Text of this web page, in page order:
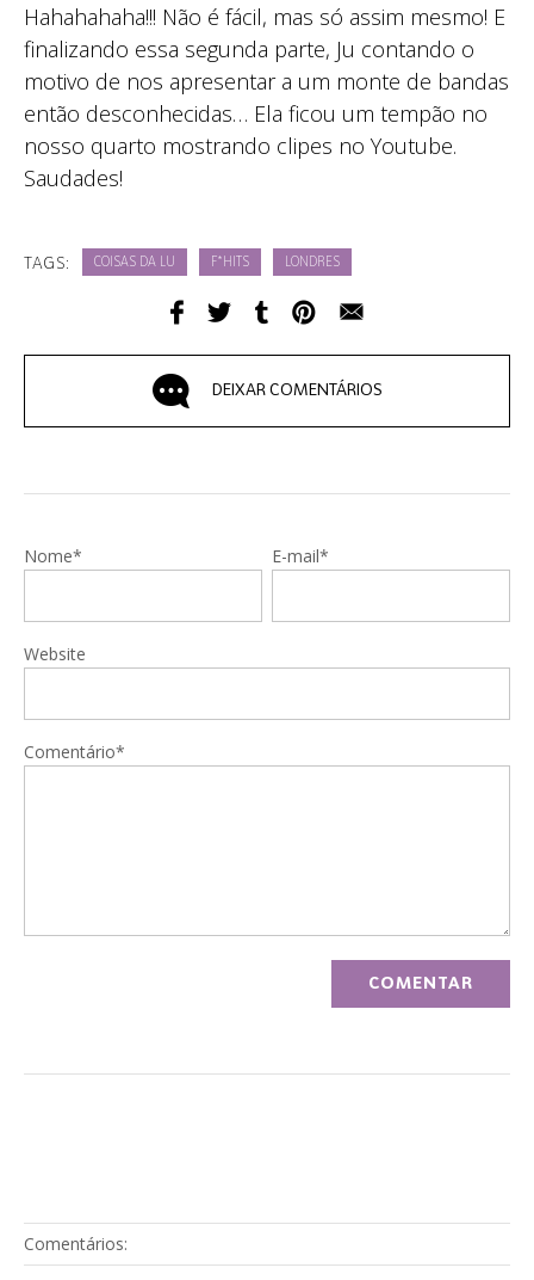
Hahahahaha!!! Não é fácil, mas só assim mesmo! E
finalizando essa segunda parte, Ju contando o
motivo de nos apresentar a um monte de bandas
então desconhecidas… Ela ficou um tempão no
nosso quarto mostrando clipes no Youtube.
Saudades!
TAGS: COISAS DA LU F*HITS LONDRES
DEIXAR COMENTÁRIOS
Nome* E-mail*
Website
Comentário*
Comentários: